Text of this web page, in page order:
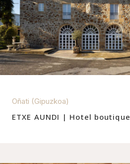
Oñati (Gipuzkoa)
ETXE AUNDI | Hotel boutique